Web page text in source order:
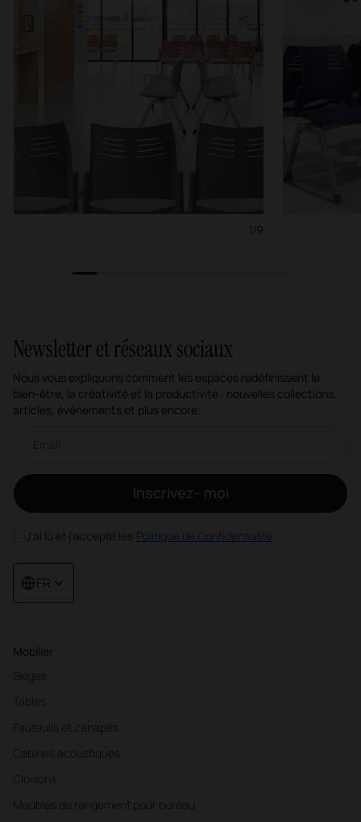
1/9
Mobilier
Sièges
Tables
Fauteuils et canapés
Cabines acoustiques
Cloisons
Meubles de rangement pour bureau
Newsletter et réseaux sociaux
Nous vous expliquons comment les espaces redéfinissent le
bien-être, la créativité et la productivité : nouvelles collections,
articles, événements et plus encore.
Inscrivez- moi
J'ai lu et j'accepte les Politique de Confidentialité
FR